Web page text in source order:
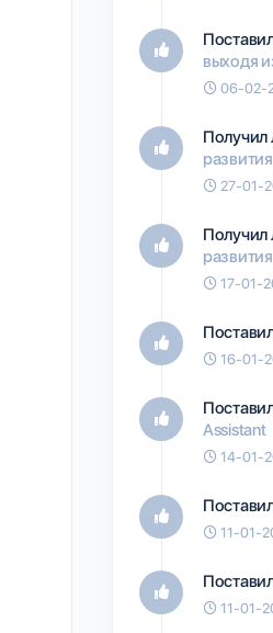
выходя
06-02-
Получил
27-01-
Получил
17-01-
16-01-
Assistant
14-01-
11-01-
11-01-